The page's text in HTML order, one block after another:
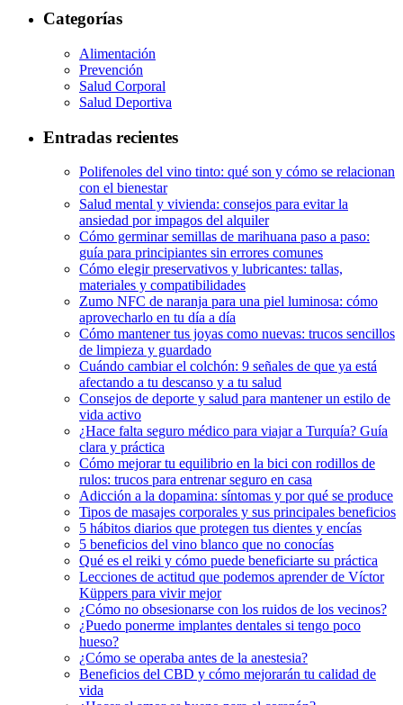
Categorías
Alimentación
Prevención
Salud Corporal
Salud Deportiva
Entradas recientes
Polifenoles del vino tinto: qué son y cómo se relacionan
con el bienestar
Salud mental y vivienda: consejos para evitar la
ansiedad por impagos del alquiler
Cómo germinar semillas de marihuana paso a paso:
guía para principiantes sin errores comunes
Cómo elegir preservativos y lubricantes: tallas,
materiales y compatibilidades
Zumo NFC de naranja para una piel luminosa: cómo
aprovecharlo en tu día a día
Cómo mantener tus joyas como nuevas: trucos sencillos
de limpieza y guardado
Cuándo cambiar el colchón: 9 señales de que ya está
afectando a tu descanso y a tu salud
Consejos de deporte y salud para mantener un estilo de
vida activo
¿Hace falta seguro médico para viajar a Turquía? Guía
clara y práctica
Cómo mejorar tu equilibrio en la bici con rodillos de
rulos: trucos para entrenar seguro en casa
Adicción a la dopamina: síntomas y por qué se produce
Tipos de masajes corporales y sus principales beneficios
5 hábitos diarios que protegen tus dientes y encías
5 beneficios del vino blanco que no conocías
Qué es el reiki y cómo puede beneficiarte su práctica
Lecciones de actitud que podemos aprender de Víctor
Küppers para vivir mejor
¿Cómo no obsesionarse con los ruidos de los vecinos?
¿Puedo ponerme implantes dentales si tengo poco
hueso?
¿Cómo se operaba antes de la anestesia?
Beneficios del CBD y cómo mejorarán tu calidad de
vida